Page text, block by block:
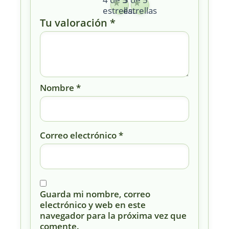
estrellasestrellas
Tu valoración *
Nombre *
Correo electrónico*
Guarda mi nombre, correo
electrónico y web en este
navegador para la próxima vez que
comente.